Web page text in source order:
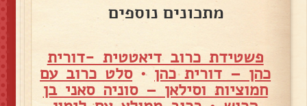
מתכונים נוספים
פשטידת כרוב דיאטטית -דורית
כהן – דורית כהן •סלט כרוב עם
חמוציות וסילאן – סוניה סאני בן